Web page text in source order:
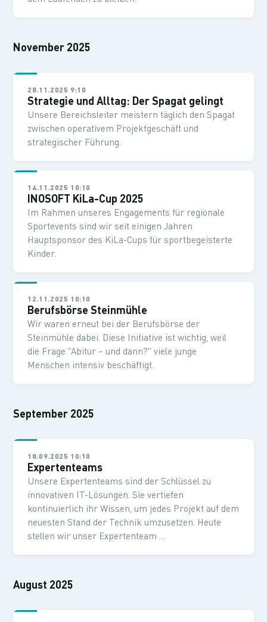
November 2025
28.11.2025 9:10
Strategie und Alltag: Der Spagat gelingt
Unsere Bereichsleiter meistern täglich den Spagat
zwischen operativem Projektgeschäft und
strategischer Führung.
14.11.2025 10:10
INOSOFT KiLa-Cup 2025
Im Rahmen unseres Engagements für regionale
Sportevents sind wir seit einigen Jahren
Hauptsponsor des KiLa-Cups für sportbegeisterte
Kinder.
12.11.2025 10:10
Berufsbörse Steinmühle
Wir waren erneut bei der Berufsbörse der
Steinmühle dabei. Diese Initiative ist wichtig, weil
die Frage "Abitur – und dann?" viele junge
Menschen intensiv beschäftigt.
September 2025
18.09.2025 10:10
Expertenteams
Unsere Expertenteams sind der Schlüssel zu
innovativen IT-Lösungen. Sie vertiefen
kontinuierlich ihr Wissen, um jedes Projekt auf dem
neuesten Stand der Technik umzusetzen. Heute
stellen wir unser Expertenteam …
August 2025